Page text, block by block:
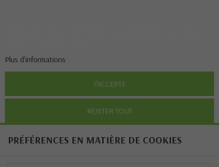
Plus d'informations
REJETER TOUT
J'ACCEPTE
PRÉFÉRENCES EN MATIÈRE DE COOKIES